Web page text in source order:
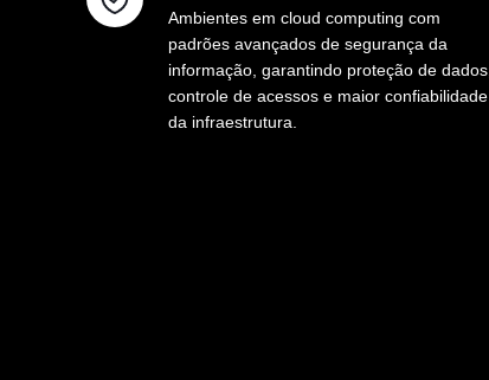
Ambientes em cloud computing com
padrões avançados de segurança da
informação, garantindo proteção de dados,
controle de acessos e maior confiabilidade
da infraestrutura.